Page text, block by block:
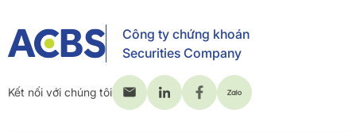
Công ty chứng khoán
Securities Company
Kết nối với chúng tôi